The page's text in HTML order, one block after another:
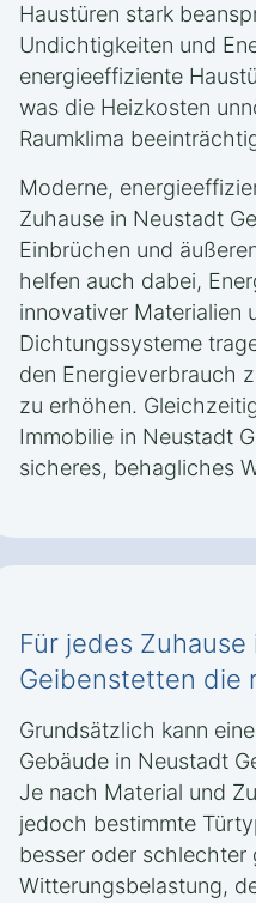
Haustüren stark
Undichtigkeiten und
energieeffiziente
was die Heizkosten
Raumklima
Moderne,
Zuhause in Neustadt
Einbrüchen und
helfen auch dabei,
innovativer Materialien
Dichtungssysteme
den Energieverbrauch
zu erhöhen.
Immobilie in Neustadt
sicheres, behagliches
Für jedes
Geibenstetten die
Grundsätzlich kann
Gebäude in Neustadt
Je nach Material und
jedoch bestimmte
besser oder schlechter
Witterungsbelastung,